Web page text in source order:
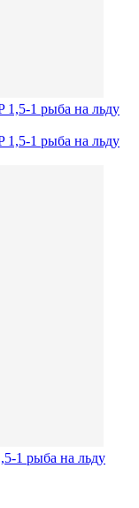
1 рыба на льду